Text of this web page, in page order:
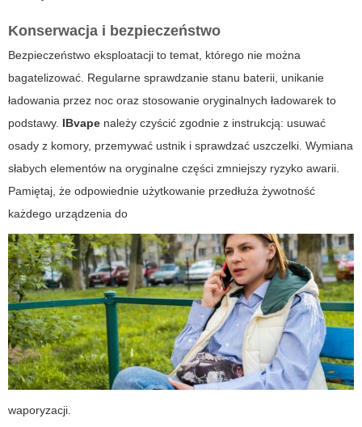
Konserwacja i bezpieczeństwo
Bezpieczeństwo eksploatacji to temat, którego nie można
bagatelizować. Regularne sprawdzanie stanu baterii, unikanie
ładowania przez noc oraz stosowanie oryginalnych ładowarek to
podstawy. IBvape należy czyścić zgodnie z instrukcją: usuwać
osady z komory, przemywać ustnik i sprawdzać uszczelki. Wymiana
słabych elementów na oryginalne części zmniejszy ryzyko awarii.
Pamiętaj, że odpowiednie użytkowanie przedłuża żywotność
każdego urządzenia do
waporyzacji.